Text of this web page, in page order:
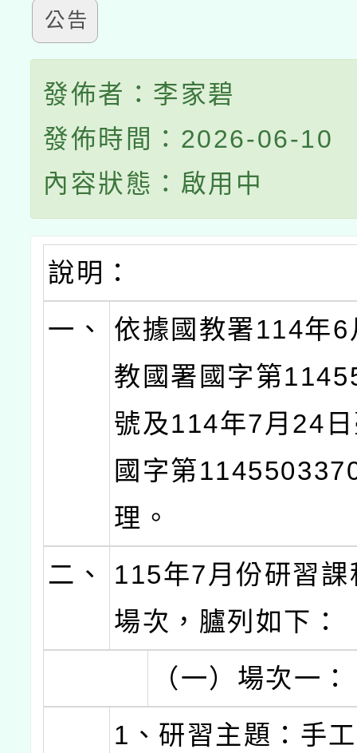
公告
發佈者：李家碧
發佈時間：2026-06-10
內容狀態：啟用中
說明：
一、
依據國教署114年
教國署國字第
號及114年7月24
國字第
理。
二、
115年7月份研習
場次，臚列如下：
（一）場次一：
1、研習主題：手